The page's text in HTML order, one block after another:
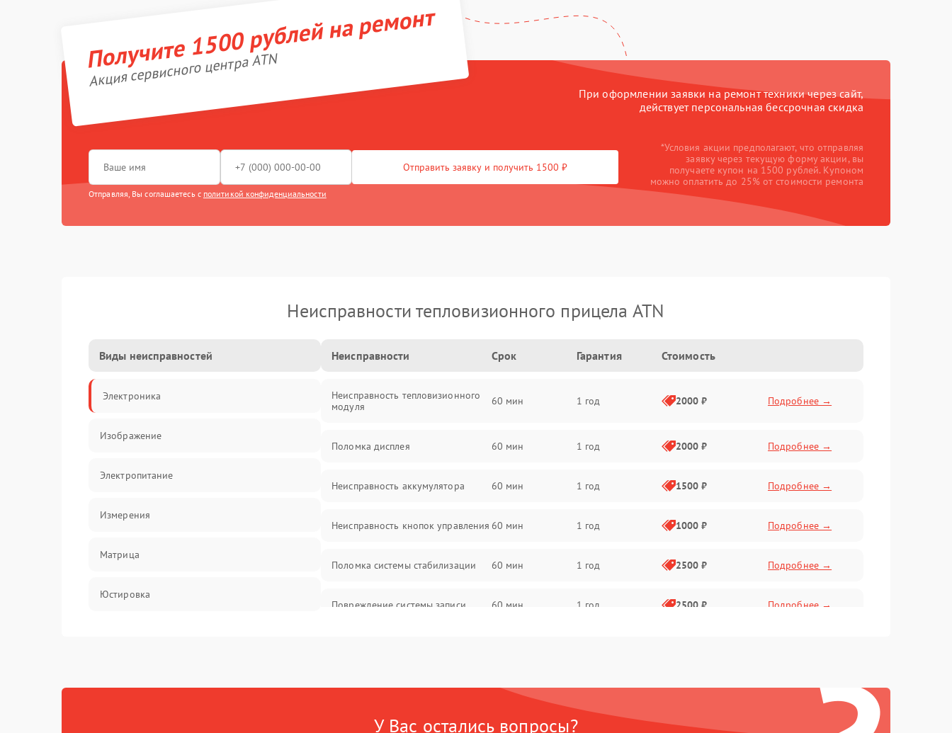
Получите 1500 рублей на ремонт
Акция сервисного центра ATN
При оформлении заявки на ремонт техники через сайт,
действует персональная бессрочная скидка
Отправить заявку и получить 1500 ₽
Отправляя, Вы соглашаетесь с политикой конфиденциальности
*Условия акции предполагают, что отправляя
заявку через текущую форму акции, вы
получаете купон на 1500 рублей. Купоном
можно оплатить до 25% от стоимости ремонта
Неисправности тепловизионного прицела ATN
Виды неисправностей
Электроника
Изображение
Электропитание
Измерения
Матрица
Юстировка
Неисправности Срок Гарантия Стоимость
Неисправность тепловизионного
модуля
60 мин 1 год 2000 ₽ Подробнее →
Поломка дисплея 60 мин 1 год 2000 ₽ Подробнее →
Неисправность аккумулятора 60 мин 1 год 1500 ₽ Подробнее →
Неисправность кнопок управления 60 мин 1 год 1000 ₽ Подробнее →
Поломка системы стабилизации 60 мин 1 год 2500 ₽ Подробнее →
Повреждение системы записи 60 мин 1 год 2500 ₽ Подробнее →
Повреждение системы защиты от
60 мин 1 год 1500 ₽
У Вас остались вопросы?